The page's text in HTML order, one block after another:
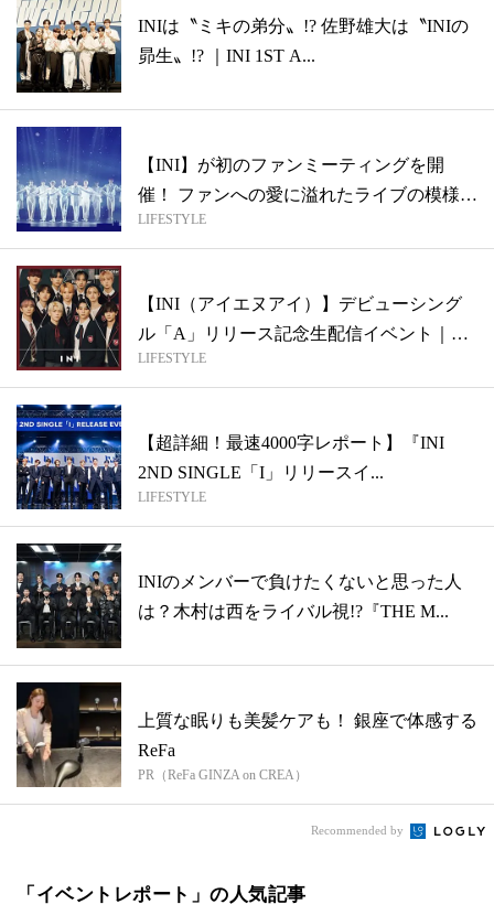
INIは〝ミキの弟分〟!? 佐野雄大は〝INIの
昴生〟!? ｜INI 1ST A...
【INI】が初のファンミーティングを開
催！ ファンへの愛に溢れたライブの模様と
自...
LIFESTYLE
【INI（アイエヌアイ）】デビューシング
ル「A」リリース記念生配信イベント｜超
詳...
LIFESTYLE
【超詳細！最速4000字レポート】『INI
2ND SINGLE「I」リリースイ...
LIFESTYLE
INIのメンバーで負けたくないと思った人
は？木村は西をライバル視!?『THE M...
上質な眠りも美髪ケアも！ 銀座で体感する
ReFa
PR（ReFa GINZA on CREA）
Recommended by
「イベントレポート」の人気記事